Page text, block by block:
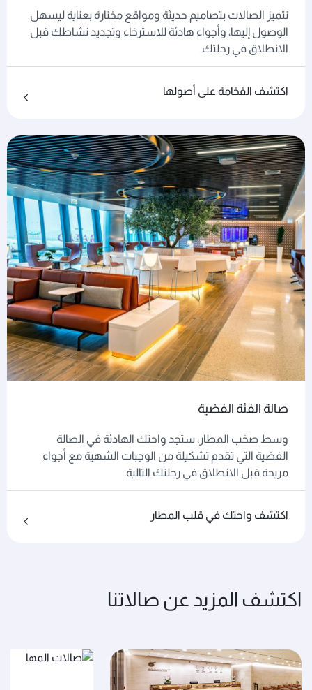
تتميز الصالات بتصاميم حديثة ومواقع مختارة بعناية ليسهل
الوصول إليها، وأجواء هادئة للاسترخاء وتجديد نشاطك قبل
الانطلاق في رحلتك.
اكتشف الفخامة على أصولها
صالة الفئة الفضية
وسط صخب المطار، ستجد واحتك الهادئة في الصالة
الفضية التي تقدم تشكيلة من الوجبات الشهية مع أجواء
مريحة قبل الانطلاق في رحلتك التالية.
اكتشف واحتك في قلب المطار
اكتشف المزيد عن صالاتنا